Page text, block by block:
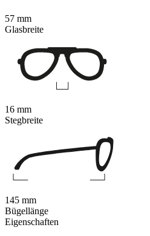
Eigenschaften
57 mm
Glasbreite
16 mm
Stegbreite
145 mm
Bügellänge